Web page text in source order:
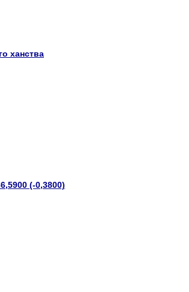
ханства
(-0,3800)